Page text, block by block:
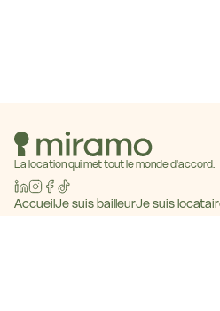
La location qui met tout le monde d'accord.
AccueilJe suis bailleurJe suis